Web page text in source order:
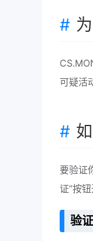
可疑活
要验证
证”按
验